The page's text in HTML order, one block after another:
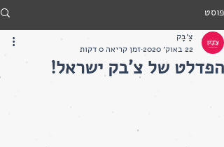
פוסט
הפדלט של צ'בק ישראל!
צָ׳בָּק
22 באוק׳ 2020
זמן קריאה 0 דקות